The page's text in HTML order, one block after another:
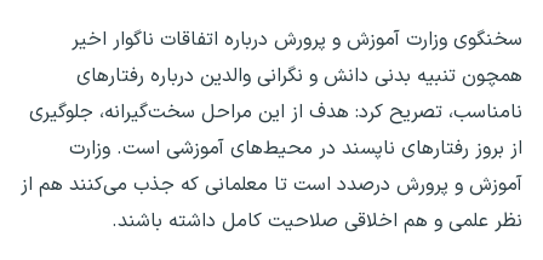
سخنگوی وزارت آموزش و پرورش درباره اتفاقات ناگوار اخیر
همچون تنبیه بدنی دانش و نگرانی والدین درباره رفتار‌های
نامناسب، تصریح کرد: هدف از این مراحل سخت‌گیرانه، جلوگیری
از بروز رفتار‌های ناپسند در محیط‌های آموزشی است. وزارت
آموزش و پرورش درصدد است تا معلمانی که جذب می‌کنند هم از
نظر علمی و هم اخلاقی صلاحیت کامل داشته باشند.